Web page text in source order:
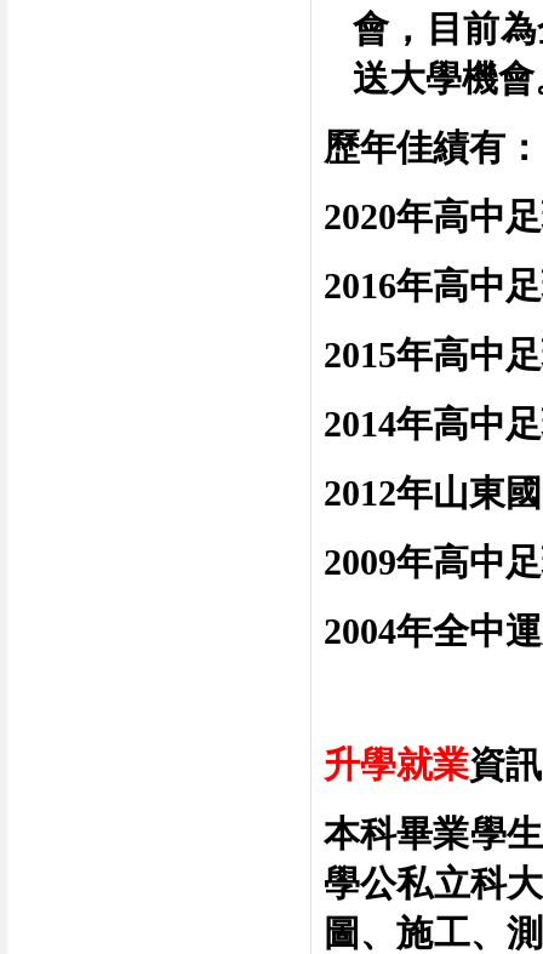
會，目前
送大學機會
歷年佳績有：
2020年高中
2016年高中
2015年高中
2014年高中
2012年山東
2009年高中
2004年全中
升學就業資訊
本科畢業學
學公私立科
圖、施工、